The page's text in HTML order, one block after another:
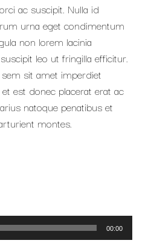
ac suscipit. Nulla id
urna eget condimentum
non lorem lacinia
leo ut fringilla efficitur.
sit amet imperdiet
est donec placerat erat ac
natoque penatibus et
montes.
00:00